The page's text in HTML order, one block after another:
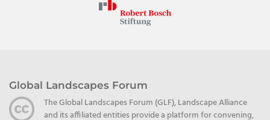
Global Landscapes Forum
The Global Landscapes Forum (GLF), Landscape Alliance
and its affiliated entities provide a platform for convening,